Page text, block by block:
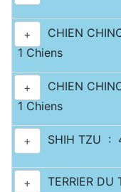
+
CHIEN
1 Chiens
+
CHIEN
1 Chiens
+ SHIH TZU :
+ TERRIER